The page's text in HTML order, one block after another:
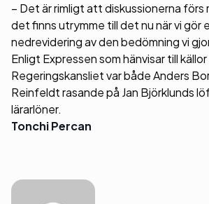
– Det är rimligt att diskussionerna förs
det finns utrymme till det nu när vi gör
nedrevidering av den bedömning vi
Enligt Expressen som hänvisar till källor
Regeringskansliet var både Anders
Reinfeldt rasande på Jan Björklunds
lärarlöner.
Tonchi Percan